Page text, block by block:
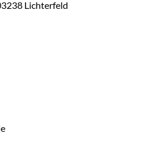
Lichterfeld